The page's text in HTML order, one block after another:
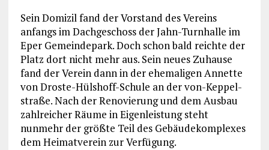
Sein Domizil fand der Vorstand des Vereins
anfangs im Dachgeschoss der Jahn-Turnhalle im
Eper Gemeindepark. Doch schon bald reichte der
Platz dort nicht mehr aus. Sein neues Zuhause
fand der Verein dann in der ehemaligen Annette
von Droste-Hülshoff-Schule an der von-Keppel-
straße. Nach der Renovierung und dem Ausbau
zahlreicher Räume in Eigenleistung steht
nunmehr der größte Teil des Gebäudekomplexes
dem Heimatverein zur Verfügung.